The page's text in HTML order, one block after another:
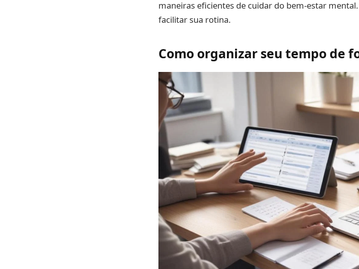
maneiras eficientes de cuidar do bem-estar
facilitar sua rotina.
Como organizar seu tempo de